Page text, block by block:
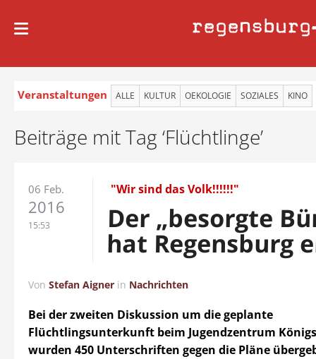
regensburg
Veranstaltungen ALLE KULTUR OEKOLOGIE SOZIALES KINO
Beiträge mit Tag ‘Flüchtlinge’
06 Feb.
2016
15:53
"Wir sind das Volk!!!!!!"
Der „besorgte
hat Regensburg
Von Stefan Aigner in Nachrichten
Bei der zweiten Diskussion um die geplante
Flüchtlingsunterkunft beim Jugendzentrum
wurden 450 Unterschriften gegen die Pläne